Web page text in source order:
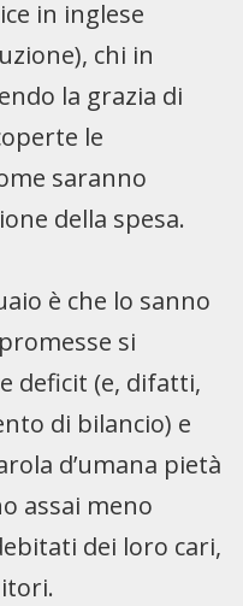
in inglese
chi in
la grazia di
le
saranno
della spesa.
è che lo sanno
si
deficit (e, difatti,
di bilancio) e
d’umana pietà
assai meno
dei loro cari,